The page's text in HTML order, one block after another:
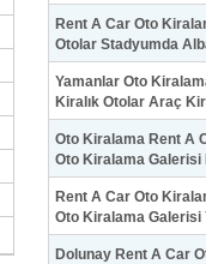
Rent A Car Oto
Otolar Stadyumda
Yamanlar Oto
Kiralık Otolar Araç
Oto Kiralama Rent A
Oto Kiralama
Rent A Car Oto
Oto Kiralama Galerisi
Dolunay Rent A Car